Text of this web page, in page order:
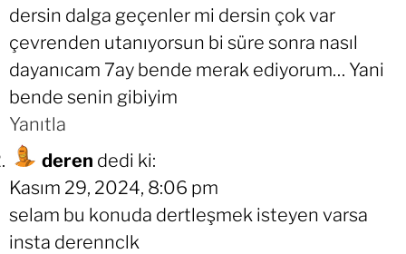
dersin dalga geçenler mi dersin çok var
çevrenden utanıyorsun bi süre sonra nasıl
dayanıcam 7ay bende merak ediyorum… Yani
bende senin gibiyim
Yanıtla
deren dedi ki:
Kasım 29, 2024, 8:06 pm
selam bu konuda dertleşmek isteyen varsa
insta derennclk